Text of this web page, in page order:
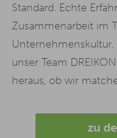
Standard. Echte
Zusammenarbeit im
Unternehmenskultur.
unser Team
heraus, ob wir
zu